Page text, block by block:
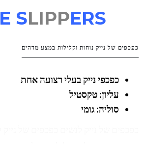
E SLIPPERS
כפכפים של נייק נוחות וקלילות במצע מדהים
כפכפי נייק בעלי רצועה אחת
עליון: טקסטיל
סוליה: גומי